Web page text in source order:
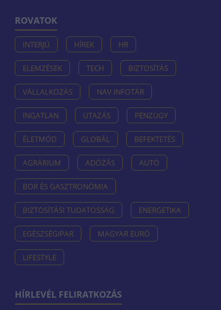
ROVATOK
INTERJÚ HÍREK HR
ELEMZÉSEK TECH BIZTOSÍTÁS
VÁLLALKOZÁS NAV INFOTÁR
INGATLAN UTAZÁS PÉNZÜGY
ÉLETMÓD GLOBÁL BEFEKTETÉS
AGRÁRIUM ADÓZÁS AUTÓ
BOR ÉS GASZTRONÓMIA
BIZTOSÍTÁSI TUDATOSSÁG ENERGETIKA
EGÉSZSÉGIPAR MAGYAR EURÓ
LIFESTYLE
HÍRLEVÉL FELIRATKOZÁS